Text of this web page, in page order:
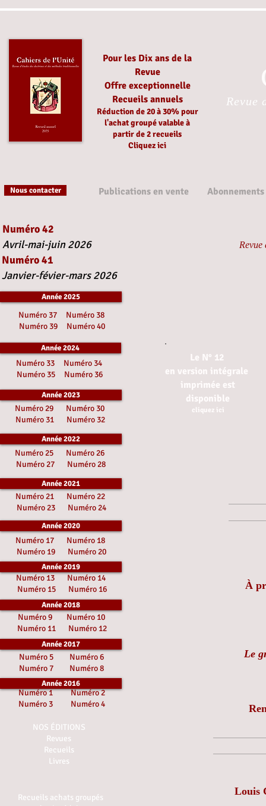
Pour les Dix ans de la
Revue
Offre exceptionnelle
Recueils annuels
Réduction de 20 à 30%pour
l'achat groupévalable à
partirde 2 recueils
Cliquez ici
Revue
Nous contacter Publications en vente Abonnements
Revue
Le N° 12
en version intégrale
imprimée est
disponible
cliquez ici
À
Le
Louis
Numéro 42
Avril-mai-juin 2026
Numéro 41
Janvier-févier-mars 2026
Année 2025
Numéro 37
Numéro 38
Numéro 39
Numéro 40
Année 2024
Numéro 33
Numéro 34
Numéro 35
Numéro 36
Année 2023
Numéro 29
Numéro 30
Numéro 31
Numéro 32
Année 2022
Numéro 25
Numéro 26
Numéro 27
Numéro 28
Année 2021
Numéro 21
Numéro 22
Numéro 23
Numéro 24
Année 2020
Numéro 17 Numéro 18
Numéro 19 Numéro 20
Année 2019
Numéro 13 Numéro 14
Numéro 15 Numéro 16
Année 2018
Numéro 9 Numéro 10
Numéro 11 Numéro 12
Année 2017
Numéro 5 Numéro 6
Numéro 7 Numéro 8
Année 2016
Numéro 1Numéro 2
Numéro 3 Numéro 4
NOS ÉDITIONS
Revues
Recueils
Livres
Recueils achats groupés